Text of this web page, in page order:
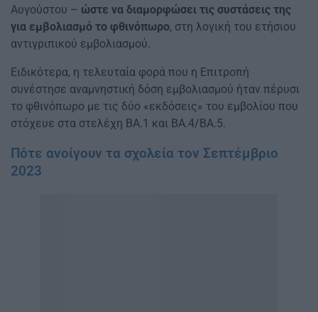
Αυγούστου – ώστε να διαμορφώσει τις συστάσεις της
για εμβολιασμό το φθινόπωρο, στη λογική του ετήσιου
αντιγριπικού εμβολιασμού.
Ειδικότερα, η τελευταία φορά που η Επιτροπή
συνέστησε αναμνηστική δόση εμβολιασμού ήταν πέρυσι
το φθινόπωρο με τις δύο «εκδόσεις» του εμβολίου που
στόχευε στα στελέχη ΒΑ.1 και ΒΑ.4/ΒΑ.5.
Πότε ανοίγουν τα σχολεία τον Σεπτέμβριο
2023